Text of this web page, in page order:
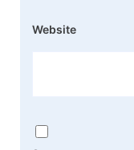
Website